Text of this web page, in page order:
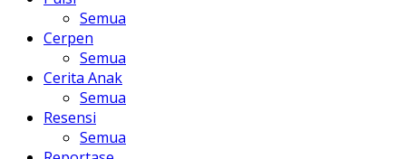
Semua
Cerpen
Semua
Cerita Anak
Semua
Resensi
Semua